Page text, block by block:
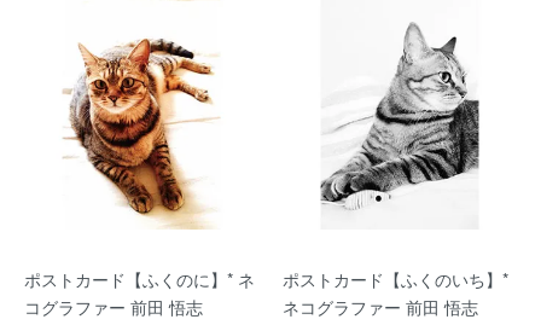
ポストカード【ふくのに】* ネ
コグラファー 前田 悟志
ポストカード【ふくのいち】*
ネコグラファー 前田 悟志